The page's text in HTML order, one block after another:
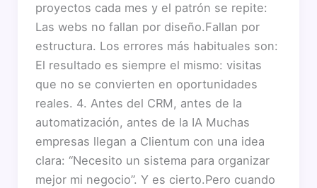
proyectos cada mes y el patrón se repite:
Las webs no fallan por diseño.Fallan por
estructura. Los errores más habituales son:
El resultado es siempre el mismo: visitas
que no se convierten en oportunidades
reales. 4. Antes del CRM, antes de la
automatización, antes de la IA Muchas
empresas llegan a Clientum con una idea
clara: “Necesito un sistema para organizar
mejor mi negocio”. Y es cierto.Pero cuando